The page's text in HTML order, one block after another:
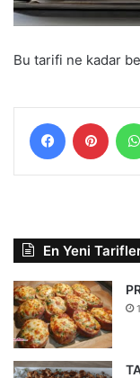
Bu tarifi ne kadar
Facebook
En Yeni